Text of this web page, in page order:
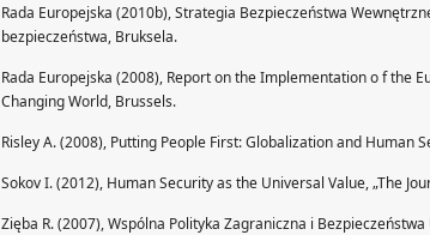
Rada Europejska (2010b), Strategia Bezpieczeństwa
bezpieczeństwa, Bruksela.
Rada Europejska (2008), Report on the Implementation o f the
Changing World, Brussels.
Risley A. (2008), Putting People First: Globalization and Human
Sokov I. (2012), Human Security as the Universal Value, „The
Zięba R. (2007), Wspólna Polityka Zagraniczna i